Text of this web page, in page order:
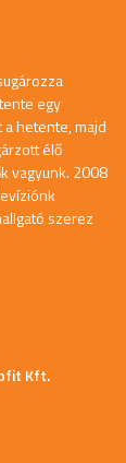
egy
hetente, majd
élő
vagyunk. 2008
szerez
Kft.